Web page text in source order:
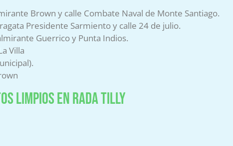
Brown y calle Combate Naval de Monte Santiago.
Presidente Sarmiento y calle 24 de julio.
Guerrico y Punta Indios.
Villa
limpios en Rada Tilly